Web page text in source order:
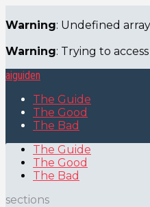
Warning: Undefined
Warning: Trying to
aiguiden
The Guide
The Good
The Bad
The Guide
The Good
The Bad
sections